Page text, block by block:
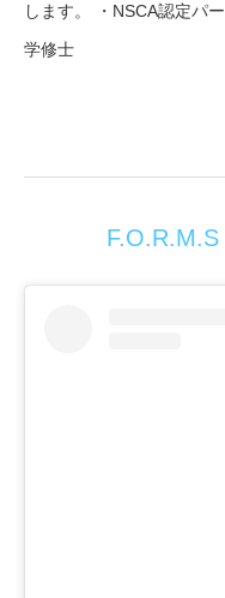
します。 ・NSCA認定パ
学修士